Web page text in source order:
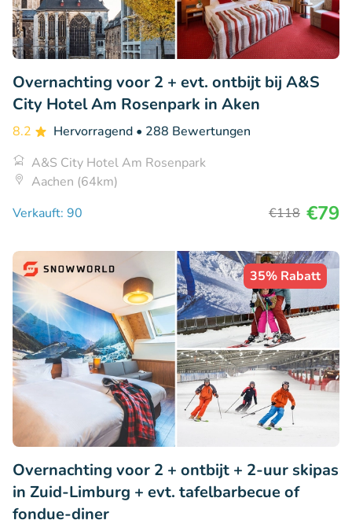
Overnachting voor 2 + evt. ontbijt bij A&S
City Hotel Am Rosenpark in Aken
8.2 Hervorragend • 288 Bewertungen
A&S City Hotel Am Rosenpark
Aachen (64km)
Verkauft: 90
€118 €79
35% Rabatt
Overnachting voor 2 + ontbijt + 2-uur skipas
in Zuid-Limburg + evt. tafelbarbecue of
fondue-diner